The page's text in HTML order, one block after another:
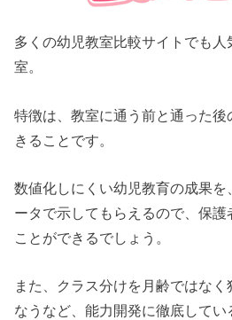
多くの幼児教室比較サイトでも
室。
特徴は、教室に通う前と通った
きることです。
数値化しにくい幼児教育の成果
ータで示してもらえるので、保護
ことができるでしょう。
また、クラス分けを月齢ではなく
なうなど、能力開発に徹底してい